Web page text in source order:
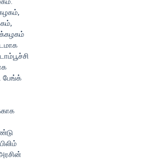
பேங்க்